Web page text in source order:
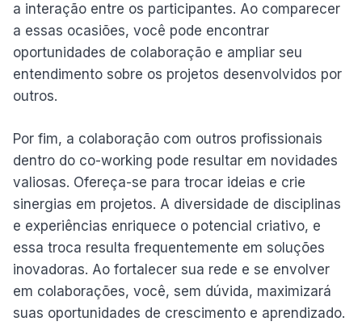
a interação entre os participantes. Ao comparecer
a essas ocasiões, você pode encontrar
oportunidades de colaboração e ampliar seu
entendimento sobre os projetos desenvolvidos por
outros.
Por fim, a colaboração com outros profissionais
dentro do co-working pode resultar em novidades
valiosas. Ofereça-se para trocar ideias e crie
sinergias em projetos. A diversidade de disciplinas
e experiências enriquece o potencial criativo, e
essa troca resulta frequentemente em soluções
inovadoras. Ao fortalecer sua rede e se envolver
em colaborações, você, sem dúvida, maximizará
suas oportunidades de crescimento e aprendizado.